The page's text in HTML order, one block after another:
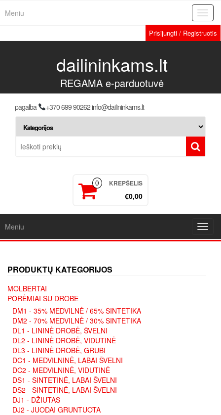
Meniu
Prisijungti / Registruotis
dailininkams.lt
REGAMA e-parduotuvė
pagalba +370 699 90262 info@dailininkams.lt
0 KREPŠELIS
€0,00
Meniu
PRODUKTŲ KATEGORIJOS
MOLBERTAI
PORĖMIAI SU DROBE
DM1 - 35% MEDVILNĖ / 65% SINTETIKA
DM2 - 70% MEDVILNĖ / 30% SINTETIKA
DL1 - LININĖ DROBĖ, ŠVELNI
DL2 - LININĖ DROBĖ, VIDUTINĖ
DL3 - LININĖ DROBĖ, GRUBI
DC1 - MEDVILNINĖ, LABAI ŠVELNI
DC2 - MEDVILNINĖ, VIDUTINĖ
DS1 - SINTETINĖ, LABAI ŠVELNI
DS2 - SINTETINĖ, LABAI ŠVELNI
DJ1 - DŽIUTAS
DJ2 - JUODAI GRUNTUOTA